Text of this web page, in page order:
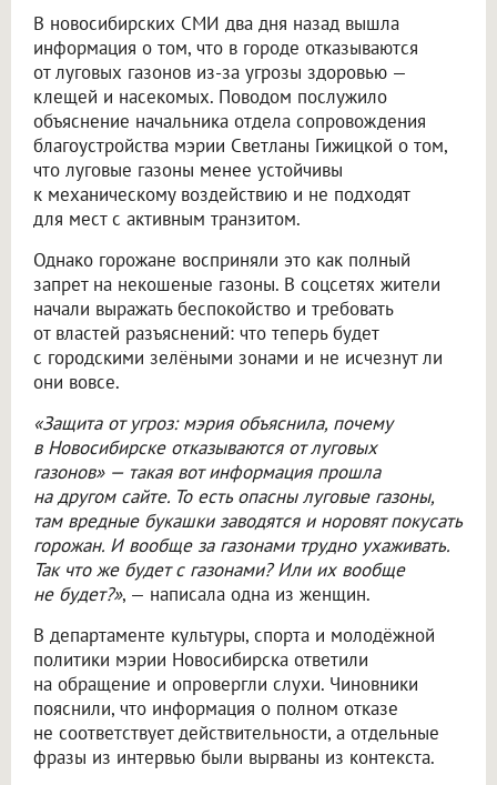
В новосибирских СМИ два дня назад вышла
информация о том, что в городе отказываются
от луговых газонов из-за угрозы здоровью —
клещей и насекомых. Поводом послужило
объяснение начальника отдела сопровождения
благоустройства мэрии Светланы Гижицкой о том,
что луговые газоны менее устойчивы
к механическому воздействию и не подходят
для мест с активным транзитом.
Однако горожане восприняли это как полный
запрет на некошеные газоны. В соцсетях жители
начали выражать беспокойство и требовать
от властей разъяснений: что теперь будет
с городскими зелёными зонами и не исчезнут ли
они вовсе.
«Защита от угроз: мэрия объяснила, почему
в Новосибирске отказываются от луговых
газонов» — такая вот информация прошла
на другом сайте. То есть опасны луговые газоны,
там вредные букашки заводятся и норовят покусать
горожан. И вообще за газонами трудно ухаживать.
Так что же будет с газонами? Или их вообще
не будет?», — написала одна из женщин.
В департаменте культуры, спорта и молодёжной
политики мэрии Новосибирска ответили
на обращение и опровергли слухи. Чиновники
пояснили, что информация о полном отказе
не соответствует действительности, а отдельные
фразы из интервью были вырваны из контекста.